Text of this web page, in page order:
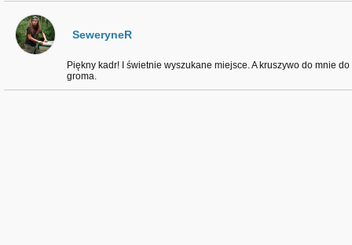
SeweryneR
Piękny kadr! I świetnie wyszukane miejsce. A kruszywo do mnie
groma.